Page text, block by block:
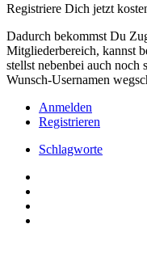
Registriere Dich jetzt
Dadurch bekommst Du
Mitgliederbereich, kannst
stellst nebenbei auch noch
Wunsch-Usernamen
Anmelden
Registrieren
Schlagworte